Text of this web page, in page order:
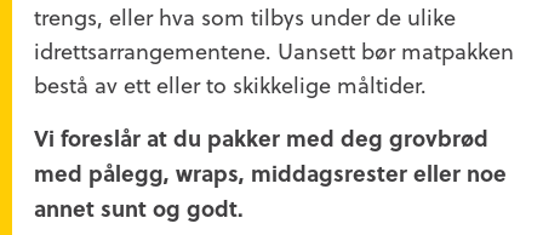
trengs, eller hva som tilbys under de ulike
idrettsarrangementene. Uansett bør matpakken
bestå av ett eller to skikkelige måltider.
Vi foreslår at du pakker med deg grovbrød
med pålegg, wraps, middagsrester eller noe
annet sunt og godt.